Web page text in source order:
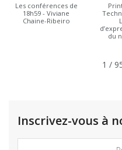
Les conférences de
18h59 - Viviane
Chaine-Ribeiro
du
1 /
Inscrivez-vous à